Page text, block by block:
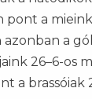
a mieink
azonban a
26–6-os
a brassóiak